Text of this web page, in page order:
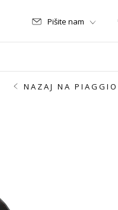
Pišite nam
NAZAJ NA